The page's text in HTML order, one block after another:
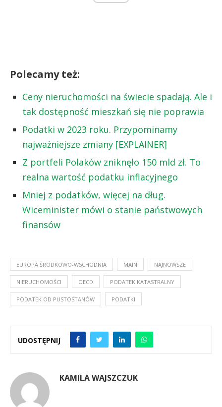
Polecamy też:
Ceny nieruchomości na świecie spadają. Ale i
tak dostępność mieszkań się nie poprawia
Podatki w 2023 roku. Przypominamy
najważniejsze zmiany [EXPLAINER]
Z portfeli Polaków zniknęło 150 mld zł. To
realna wartość podatku inflacyjnego
Mniej z podatków, więcej na dług.
Wiceminister mówi o stanie państwowych
finansów
EUROPA ŚRODKOWO-WSCHODNIA MAIN NAJNOWSZE
NIERUCHOMOŚCI OECD PODATEK KATASTRALNY
PODATEK OD PUSTOSTANÓW PODATKI
UDOSTĘPNIJ
KAMILA WAJSZCZUK